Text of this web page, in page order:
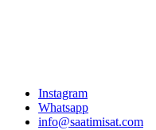
Instagram
Whatsapp
info@saatimisat.com